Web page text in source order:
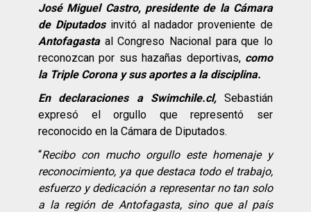
José Miguel Castro, presidente de la Cámara
de Diputadosinvitó al nadador proveniente de
Antofagasta al Congreso Nacional para que lo
reconozcan por sus hazañas deportivas, como
la Triple Corona y sus aportes a la disciplina.
En declaraciones a Swimchile.cl, Sebastián
expresó el orgullo que representó ser
reconocido en la Cámara de Diputados.
“Recibo con mucho orgullo este homenaje y
reconocimiento, ya que destaca todo el trabajo,
esfuerzo y dedicación a representar no tan solo
a la región de Antofagasta, sino que al país